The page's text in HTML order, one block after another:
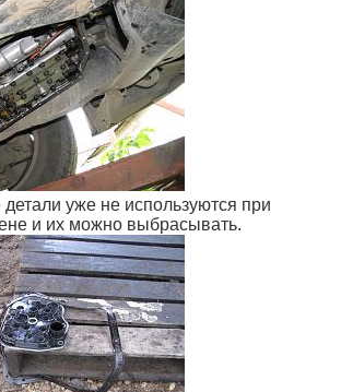
уже не используются при
и их можно выбрасывать.